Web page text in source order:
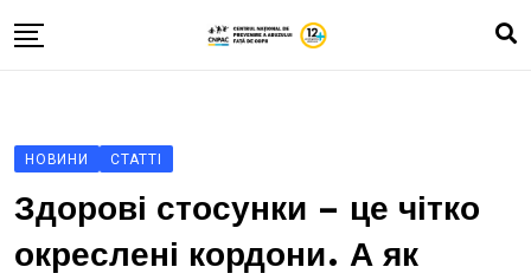
to
Влог
Історії про хлопців та дівчат
Зроби тест
НОВИНИ СТАТТІ
Здорові стосунки – це чітко
окреслені кордони. А як